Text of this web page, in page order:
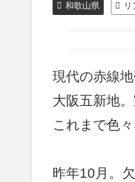
和歌山県 リ
現代の赤線
大阪五新地
これまで色
昨年10月。